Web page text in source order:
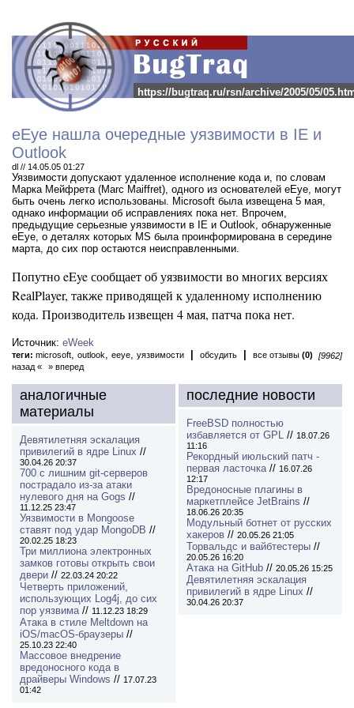
https://bugtraq.ru/rsn/archive/2005/05/
eEye нашла очередные уязвимости в IE и
Outlook
dl // 14.05.05 01:27
Уязвимости допускают удаленное исполнение кода и, по словам
Марка Мейфрета (Marc Maiffret), одного из основателей eEye, могут
быть очень легко использованы. Microsoft была извещена 5 мая,
однако информации об исправлениях пока нет. Впрочем,
предыдущие серьезные уязвимости в IE и Outlook, обнаруженные
eEye, о деталях которых MS была проинформирована в середине
марта, до сих пор остаются неисправленными.
Попутно eEye сообщает об уязвимости во многих версиях
RealPlayer, также приводящей к удаленному исполнению
кода. Производитель извещен 4 мая, патча пока нет.
Источник: eWeek
теги: microsoft, outlook, eeye, уязвимости обсудить все отзывы (0)
[9962]
назад «
» вперед
аналогичные
материалы
Девятилетняя эскалация
привилегий в ядре Linux //
30.04.26 20:37
700 с лишним git-серверов
пострадало из-за атаки
нулевого дня на Gogs //
11.12.25 23:47
Уязвимости в Mongoose
ставят под удар MongoDB //
20.02.25 18:23
Три миллиона электронных
замков готовы открыть свои
двери // 22.03.24 20:22
Четверть приложений,
использующих Log4j, до сих
пор уязвима// 11.12.23 18:29
Атака в стиле Meltdown на
iOS/macOS-браузеры //
25.10.23 22:40
Массовое внедрение
вредоносного кода в
драйверы Windows // 17.07.23
01:42
последние новости
FreeBSD полностью
избавляется от GPL // 18.07.26
11:16
Рекордный июльский патч -
первая ласточка// 16.07.26
12:17
Вредоносные плагины в
маркетплейсе JetBrains //
18.06.26 20:35
Модульный ботнет от русских
хакеров // 20.05.26 21:05
Торвальдс и вайбтестеры //
20.05.26 16:20
Атака на GitHub // 20.05.26 15:25
Девятилетняя эскалация
привилегий в ядре Linux //
30.04.26 20:37